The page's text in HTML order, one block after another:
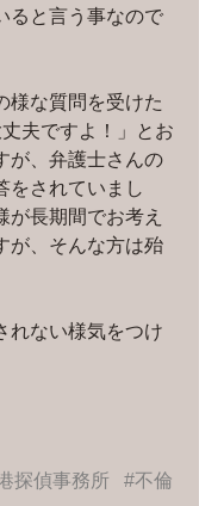
ると言う事なので
様な質問を受けた
夫ですよ！」とお
が、弁護士さんの
をされていまし
が長期間でお考え
が、そんな方は殆
れない様気をつけ
探偵事務所
#不倫